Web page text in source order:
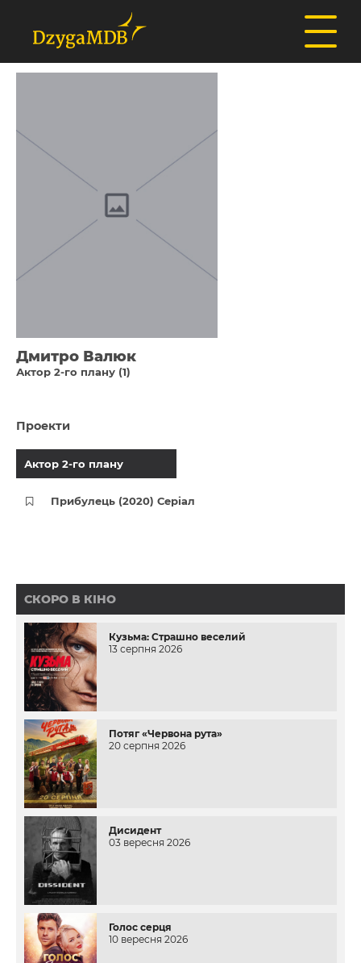
Дмитро Валюк
Актор 2-го плану (1)
Проекти
Актор 2-го плану
Прибулець (2020) Серіал
СКОРО В КІНО
Кузьма: Страшно веселий
13 серпня 2026
Потяг «Червона рута»
20 серпня 2026
Дисидент
03 вересня 2026
Голос серця
10 вересня 2026